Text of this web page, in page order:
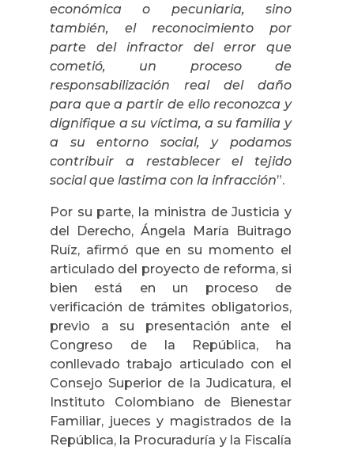
económica o pecuniaria, sino
también, el reconocimiento por
parte del infractor del error que
cometió, un proceso de
responsabilización real del daño
para que a partir de ello reconozca y
dignifique a su víctima, a su familia y
a su entorno social, y podamos
contribuir a restablecer el tejido
social que lastima con la infracción”.
Por su parte, la ministra de Justicia y
del Derecho, Ángela María Buitrago
Ruíz, afirmó que en su momento el
articulado del proyecto de reforma, si
bien está en un proceso de
verificación de trámites obligatorios,
previo a su presentación ante el
Congreso de la República, ha
conllevado trabajo articulado con el
Consejo Superior de la Judicatura, el
Instituto Colombiano de Bienestar
Familiar, jueces y magistrados de la
República, la Procuraduría y la Fiscalía